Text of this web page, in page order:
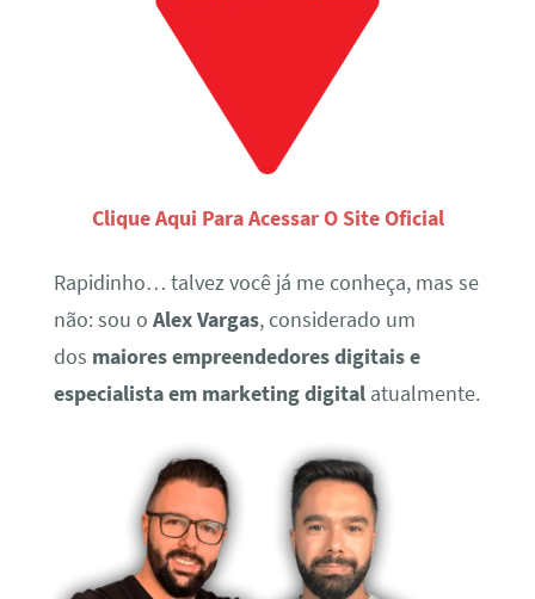
Clique Aqui Para Acessar O Site Oficial
Rapidinho… talvez você já me conheça, mas se
não: sou o Alex Vargas, considerado um
dos maiores empreendedores digitais e
especialista em marketing digitalatualmente.